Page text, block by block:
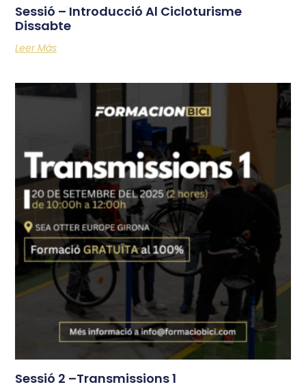
Sessió – Introducció Al Cicloturisme
Dissabte
Leer Más
Sessió 2 –Transmissions 1